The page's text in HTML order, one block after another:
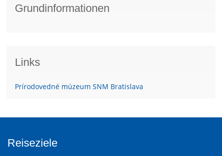
Grundinformationen
Links
Prírodovedné múzeum SNM Bratislava
Reiseziele